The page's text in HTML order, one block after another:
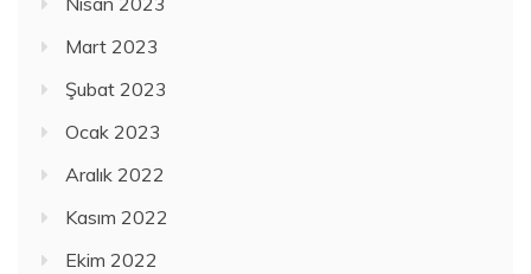
Mart 2023
Şubat 2023
Ocak 2023
Aralık 2022
Kasım 2022
Ekim 2022